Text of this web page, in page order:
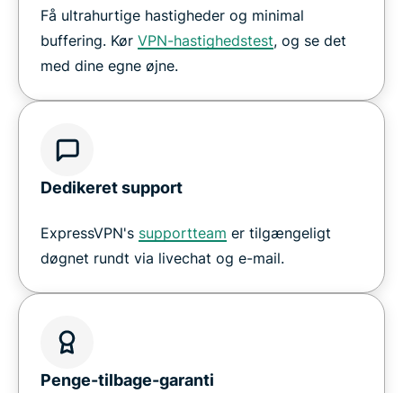
Få ultrahurtige hastigheder og minimal
buffering. Kør VPN-hastighedstest, og se det
med dine egne øjne.
Dedikeret support
ExpressVPN's supportteam er tilgængeligt
døgnet rundt via livechat og e-mail.
Penge-tilbage-garanti